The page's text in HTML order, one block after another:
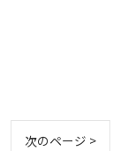
次のページ >